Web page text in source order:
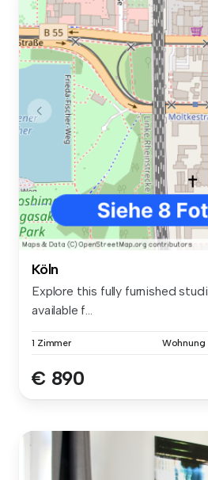
Köln
Explore this fully furnished
available f...
1 Zimmer Wohnung
€ 890